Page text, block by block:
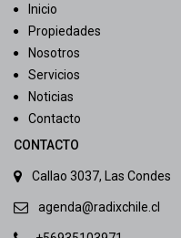
Inicio
Propiedades
Nosotros
Servicios
Noticias
Contacto
CONTACTO
Callao 3037, Las Condes
agenda@radixchile.cl